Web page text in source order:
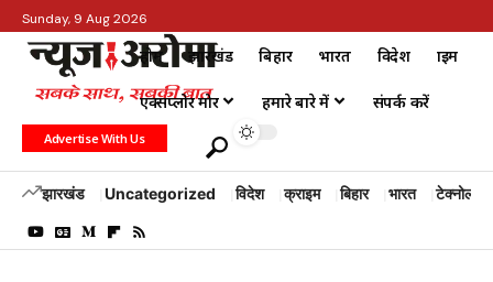
Sunday, 9 Aug 2026
होम झारखंड बिहार भारत विदेश क्राइम
एक्सप्लोर मोर हमारे बारे में संपर्क करें
Advertise With Us
झारखंड Uncategorized विदेश क्राइम बिहार भारत टेक्नोलॉजी